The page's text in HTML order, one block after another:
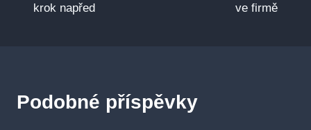
příspěvek
krok napřed
ve firmě
Podobné příspěvky